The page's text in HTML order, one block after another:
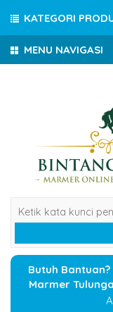
MENU NAVIGASI
Butuh Bantuan?
Marmer
KATEGORI